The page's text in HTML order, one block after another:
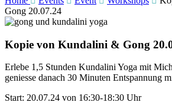
Gong 20.07.24
Kopie von Kundalini & Gong
Erlebe 1,5 Stunden Kundalini Yoga mit
geniesse danach 30 Minuten Entspannung
Start: 20.07.24 von 16:30-18:30 Uhr